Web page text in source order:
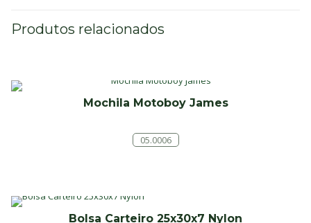
Produtos relacionados
Mochila Motoboy James
05.0006
Bolsa Carteiro 25x30x7 Nylon